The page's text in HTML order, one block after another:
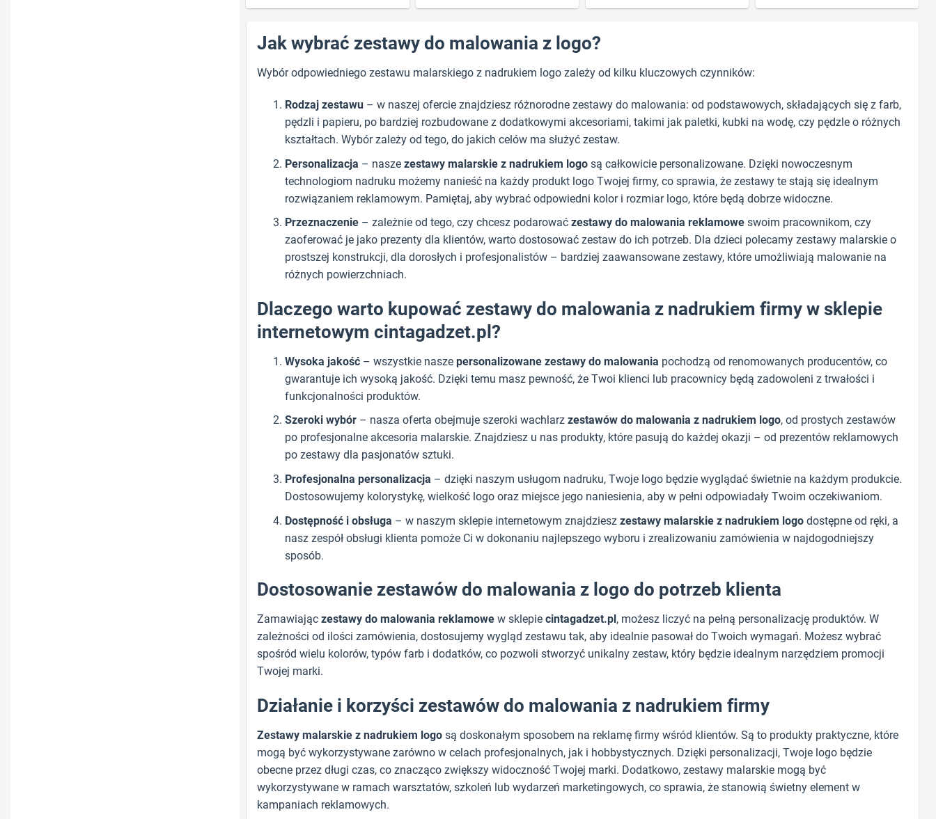
Jak wybrać zestawy do malowania z logo?
Wybór odpowiedniego zestawu malarskiego z nadrukiem logo zależy od kilku kluczowych czynników:
Rodzaj zestawu– w naszej ofercie znajdziesz różnorodne zestawy do malowania: od podstawowych, składających się z farb,
pędzli i papieru, po bardziej rozbudowane z dodatkowymi akcesoriami, takimi jak paletki, kubki na wodę, czy pędzle o różnych
kształtach. Wybór zależy od tego, do jakich celów ma służyć zestaw.
Personalizacja – nasze zestawy malarskie z nadrukiem logosą całkowicie personalizowane. Dzięki nowoczesnym
technologiom nadruku możemy nanieść na każdy produkt logo Twojej firmy, co sprawia, że zestawy te stają się idealnym
rozwiązaniem reklamowym. Pamiętaj, aby wybrać odpowiedni kolor i rozmiar logo, które będą dobrze widoczne.
Przeznaczenie– zależnie od tego, czy chcesz podarować zestawy do malowania reklamoweswoim pracownikom, czy
zaoferować je jako prezenty dla klientów, warto dostosować zestaw do ich potrzeb. Dla dzieci polecamy zestawy malarskie o
prostszej konstrukcji, dla dorosłych i profesjonalistów – bardziej zaawansowane zestawy, które umożliwiają malowanie na
różnych powierzchniach.
Dlaczego warto kupować zestawy do malowania z nadrukiem firmy w sklepie
internetowym cintagadzet.pl?
Wysoka jakość– wszystkie nasze personalizowane zestawy do malowania pochodzą od renomowanych producentów, co
gwarantuje ich wysoką jakość. Dzięki temu masz pewność, że Twoi klienci lub pracownicy będą zadowoleni z trwałości i
funkcjonalności produktów.
Szeroki wybór– nasza oferta obejmuje szeroki wachlarz zestawów do malowania z nadrukiem logo, od prostych zestawów
po profesjonalne akcesoria malarskie. Znajdziesz u nas produkty, które pasują do każdej okazji – od prezentów reklamowych
po zestawy dla pasjonatów sztuki.
Profesjonalna personalizacja – dzięki naszym usługom nadruku, Twoje logo będzie wyglądać świetnie na każdym produkcie.
Dostosowujemy kolorystykę, wielkość logo oraz miejsce jego naniesienia, aby w pełni odpowiadały Twoim oczekiwaniom.
Dostępność i obsługa – w naszym sklepie internetowym znajdziesz zestawy malarskie z nadrukiem logodostępne od ręki, a
nasz zespół obsługi klienta pomoże Ci w dokonaniu najlepszego wyboru i zrealizowaniu zamówienia w najdogodniejszy
sposób.
Dostosowanie zestawów do malowania z logo do potrzeb klienta
Zamawiając zestawy do malowania reklamowew sklepie cintagadzet.pl, możesz liczyć na pełną personalizację produktów. W
zależności od ilości zamówienia, dostosujemy wygląd zestawu tak, aby idealnie pasował do Twoich wymagań. Możesz wybrać
spośród wielu kolorów, typów farb i dodatków, co pozwoli stworzyć unikalny zestaw, który będzie idealnym narzędziem promocji
Twojej marki.
Działanie i korzyści zestawów do malowania z nadrukiem firmy
Zestawy malarskie z nadrukiem logosą doskonałym sposobem na reklamę firmy wśród klientów. Są to produkty praktyczne, które
mogą być wykorzystywane zarówno w celach profesjonalnych, jak i hobbystycznych. Dzięki personalizacji, Twoje logo będzie
obecne przez długi czas, co znacząco zwiększy widoczność Twojej marki. Dodatkowo, zestawy malarskie mogą być
wykorzystywane w ramach warsztatów, szkoleń lub wydarzeń marketingowych, co sprawia, że stanowią świetny element w
kampaniach reklamowych.